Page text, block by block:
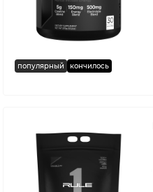
популярный кончилось